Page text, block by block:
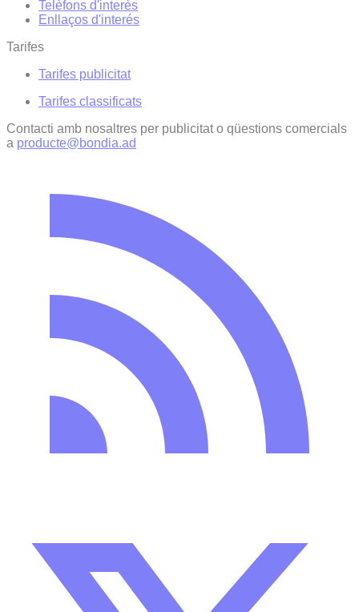
Telèfons d'interès
Enllaços d'interés
Tarifes
Tarifes publicitat
Tarifes classificats
Contacti amb nosaltres per publicitat o qüestions comercials
a producte@bondia.ad